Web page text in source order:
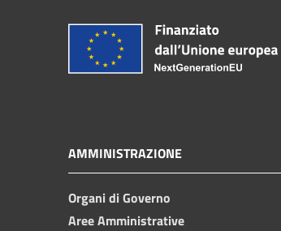
AMMINISTRAZIONE
Organi di Governo
Aree Amministrative